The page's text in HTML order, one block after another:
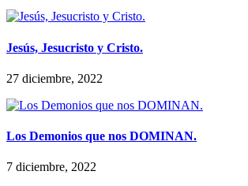
Jesús, Jesucristo y Cristo.
27 diciembre, 2022
Los Demonios que nos DOMINAN.
7 diciembre, 2022